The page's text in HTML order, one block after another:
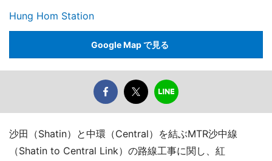
Hung Hom Station
Google Map で見る
沙田（Shatin）と中環（Central）を結ぶMTR沙中線
（Shatin to Central Link）の路線工事に関し、紅